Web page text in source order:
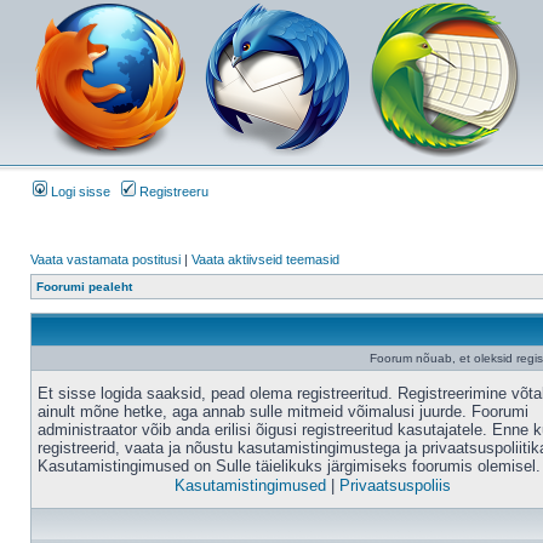
Logi sisse Registreeru
Vaata vastamata postitusi | Vaata aktiivseid teemasid
Foorumi pealeht
Foorum nõuab, et oleksid
Et sisse logida saaksid, pead olema registreeritud. Registreerimine
ainult mõne hetke, aga annab sulle mitmeid võimalusi juurde. Foorumi
administraator võib anda erilisi õigusi registreeritud kasutajatele. Enne
registreerid, vaata ja nõustu kasutamistingimustega ja
Kasutamistingimused on Sulle täielikuks järgimiseks foorumis olemisel.
Kasutamistingimused
Privaatsuspoliis